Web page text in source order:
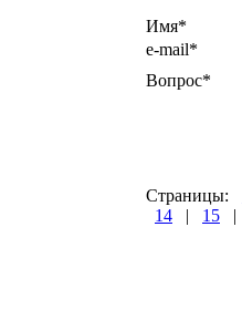
Имя*
e-mail*
Вопрос*
Страницы:
14 | 15 |